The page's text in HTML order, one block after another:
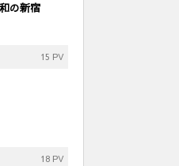
の新宿
15 PV
18 PV